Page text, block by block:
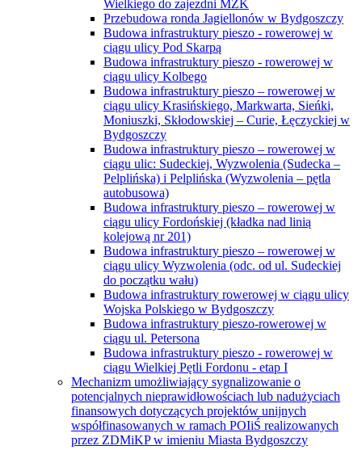
Wielkiego do zajezdni MZK
Przebudowa ronda Jagiellonów w Bydgoszczy
Budowa infrastruktury pieszo - rowerowej w
ciągu ulicy Pod Skarpą
Budowa infrastruktury pieszo - rowerowej w
ciągu ulicy Kolbego
Budowa infrastruktury pieszo – rowerowej w
ciągu ulicy Krasińskiego, Markwarta, Sieńki,
Moniuszki, Skłodowskiej – Curie, Łęczyckiej w
Bydgoszczy
Budowa infrastruktury pieszo – rowerowej w
ciągu ulic: Sudeckiej, Wyzwolenia (Sudecka –
Pelplińska) i Pelplińska (Wyzwolenia – pętla
autobusowa)
Budowa infrastruktury pieszo – rowerowej w
ciągu ulicy Fordońskiej (kładka nad linią
kolejową nr 201)
Budowa infrastruktury pieszo – rowerowej w
ciągu ulicy Wyzwolenia (odc. od ul. Sudeckiej
do początku wału)
Budowa infrastruktury rowerowej w ciągu ulicy
Wojska Polskiego w Bydgoszczy
Budowa infrastruktury pieszo-rowerowej w
ciągu ul. Petersona
Budowa infrastruktury pieszo - rowerowej w
ciągu Wielkiej Pętli Fordonu - etap I
Mechanizm umożliwiający sygnalizowanie o
potencjalnych nieprawidłowościach lub nadużyciach
finansowych dotyczących projektów unijnych
współfinasowanych w ramach POIiŚ realizowanych
przez ZDMiKP w imieniu Miasta Bydgoszczy